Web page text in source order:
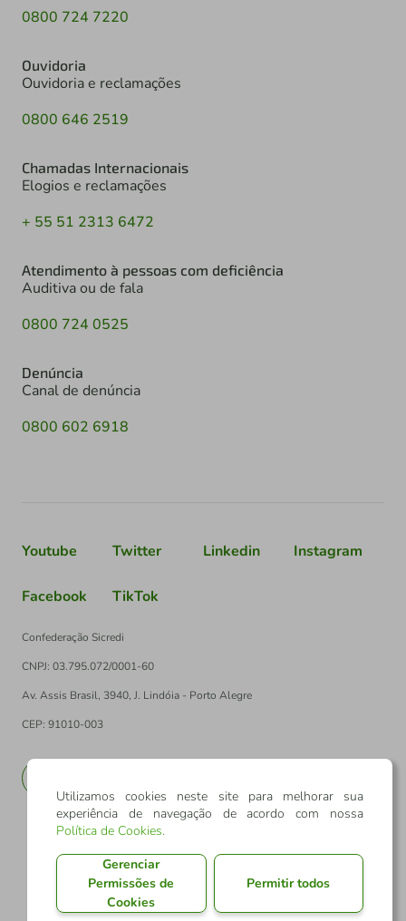
0800 724 7220
Ouvidoria
Ouvidoria e reclamações
0800 646 2519
Chamadas Internacionais
Elogios e reclamações
+ 55 51 2313 6472
Atendimento à pessoas com deficiência
Auditiva ou de fala
0800 724 0525
Denúncia
Canal de denúncia
0800 602 6918
Youtube Twitter Linkedin Instagram
Facebook TikTok
Confederação Sicredi
CNPJ: 03.795.072/0001-60
Av. Assis Brasil, 3940, J. Lindóia - Porto Alegre
CEP: 91010-003
Utilizamos cookies neste site para melhorar sua
experiência de navegação de acordo com nossa
Política de Cookies.
Gerenciar
Permissões de
Cookies
Permitir todos